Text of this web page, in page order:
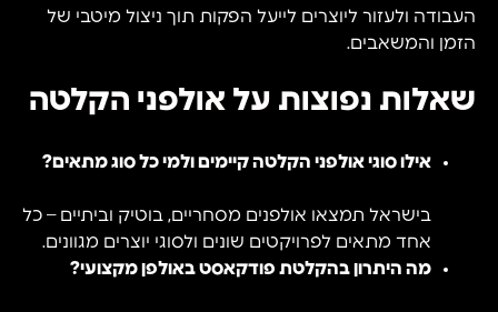
העבודה ולעזור ליוצרים לייעל הפקות תוך ניצול מיטבי של
הזמן והמשאבים.
שאלות נפוצות על אולפני הקלטה
אילו סוגי אולפני הקלטה קיימים ולמי כל סוג מתאים?
בישראל תמצאו אולפנים מסחריים, בוטיק וביתיים – כל
אחד מתאים לפרויקטים שונים ולסוגי יוצרים מגוונים.
מה היתרון בהקלטת פודקאסט באולפן מקצועי?